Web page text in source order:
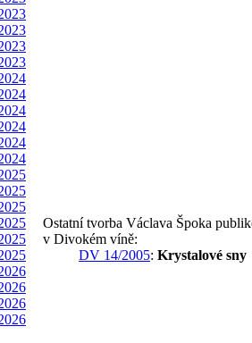
Ostatní tvorba Václava Špoka
v Divokém víně:
DV 14/2005: Krystalové sny